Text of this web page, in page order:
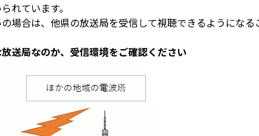
れています。
合は、他県の放送局を受信して視聴できるようにな
送局なのか、受信環境をご確認ください